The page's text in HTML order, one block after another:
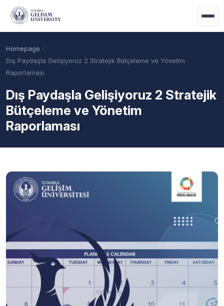
Skip to main content
Academic Calendar Scholarships Base Points
Homepage
Dış Paydaşla Gelişiyoruz 2 Stratejik Bütçeleme ve Yönetim
Raporlaması
Dış Paydaşla Gelişiyoruz 2 Stratejik
Bütçeleme ve Yönetim
Raporlaması